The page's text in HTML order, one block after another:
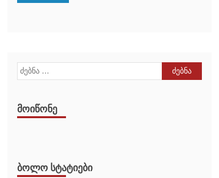
ძებნა:
ᲛᲝᲘᲬᲝᲜᲔ
ᲑᲝᲚᲝ ᲡᲢᲐᲢᲘᲔᲑᲘ